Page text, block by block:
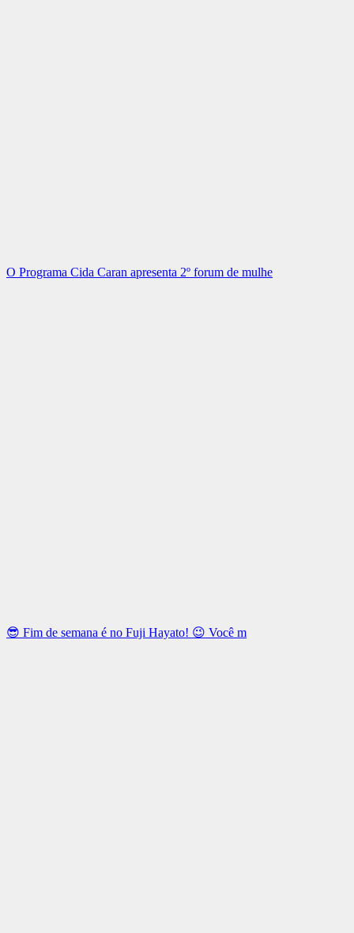
O Programa Cida Caran apresenta 2º forum de mulhe
😎 Fim de semana é no Fuji Hayato! 😉 Você m